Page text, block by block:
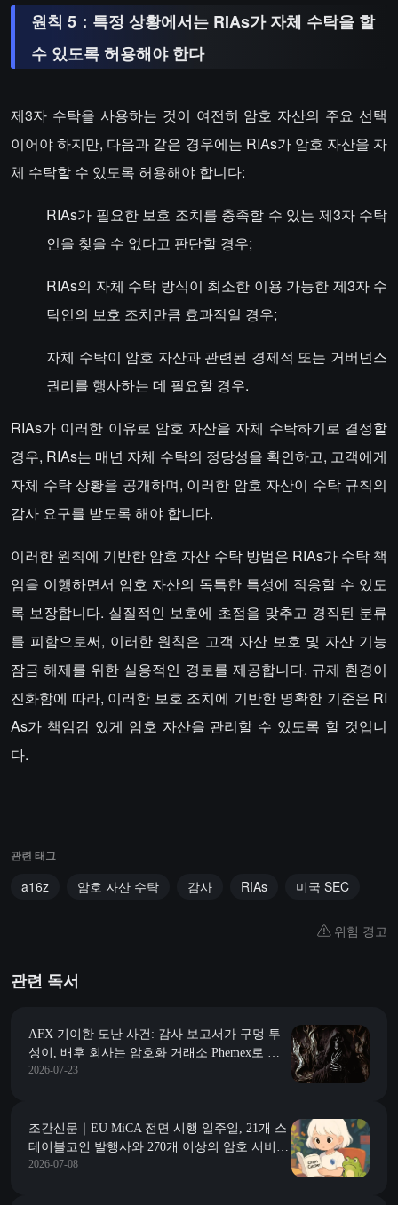
원칙 5：특정 상황에서는 RIAs가 자체 수탁을 할
수 있도록 허용해야 한다
제3자 수탁을 사용하는 것이 여전히 암호 자산의 주요 선택
이어야 하지만, 다음과 같은 경우에는 RIAs가 암호 자산을 자
체 수탁할 수 있도록 허용해야 합니다:
RIAs가 필요한 보호 조치를 충족할 수 있는 제3자 수탁
인을 찾을 수 없다고 판단할 경우;
RIAs의 자체 수탁 방식이 최소한 이용 가능한 제3자 수
탁인의 보호 조치만큼 효과적일 경우;
자체 수탁이 암호 자산과 관련된 경제적 또는 거버넌스
권리를 행사하는 데 필요할 경우.
RIAs가 이러한 이유로 암호 자산을 자체 수탁하기로 결정할
경우, RIAs는 매년 자체 수탁의 정당성을 확인하고, 고객에게
자체 수탁 상황을 공개하며, 이러한 암호 자산이 수탁 규칙의
감사 요구를 받도록 해야 합니다.
이러한 원칙에 기반한 암호 자산 수탁 방법은 RIAs가 수탁 책
임을 이행하면서 암호 자산의 독특한 특성에 적응할 수 있도
록 보장합니다. 실질적인 보호에 초점을 맞추고 경직된 분류
를 피함으로써, 이러한 원칙은 고객 자산 보호 및 자산 기능
잠금 해제를 위한 실용적인 경로를 제공합니다. 규제 환경이
진화함에 따라, 이러한 보호 조치에 기반한 명확한 기준은 RI
As가 책임감 있게 암호 자산을 관리할 수 있도록 할 것입니
다.
관련 태그
a16z 암호 자산 수탁 감사 RIAs 미국 SEC
위험 경고
관련 독서
AFX 기이한 도난 사건: 감사 보고서가 구멍 투
성이, 배후 회사는 암호화 거래소 Phemex로 의
심됨
2026-07-23
조간신문｜EU MiCA 전면 시행 일주일, 21개 스
테이블코인 발행사와 270개 이상의 암호 서비스
제공업체가 규제 자격을 획득했다; 마이크로소
2026-07-08